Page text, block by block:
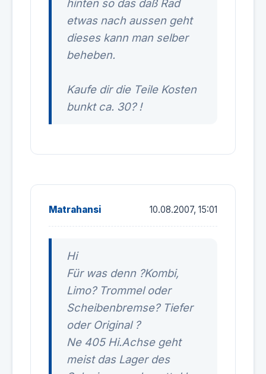
hinten so das daß Rad
etwas nach aussen geht
dieses kann man selber
beheben.
Kaufe dir die Teile Kosten
bunkt ca. 30? !
Matrahansi 10.08.2007, 15:01
Hi
Für was denn ?Kombi,
Limo? Trommel oder
Scheibenbremse? Tiefer
oder Original ?
Ne 405 Hi.Achse geht
meist das Lager des